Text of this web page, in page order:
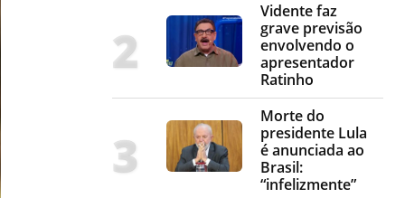
Vidente faz
grave previsão
envolvendo o
apresentador
Ratinho
Morte do
presidente Lula
é anunciada ao
Brasil:
“infelizmente”